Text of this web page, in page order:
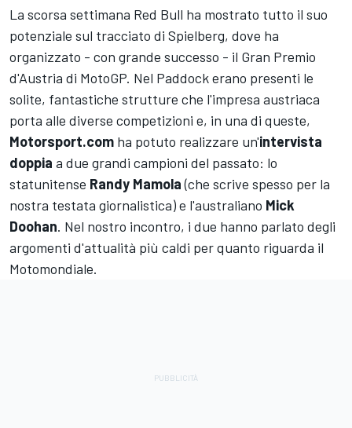
La scorsa settimana Red Bull ha mostrato tutto il suo
potenziale sul tracciato di Spielberg, dove ha
organizzato - con grande successo - il Gran Premio
d'Austria di MotoGP. Nel Paddock erano presenti le
solite, fantastiche strutture che l'impresa austriaca
porta alle diverse competizioni e, in una di queste,
Motorsport.com ha potuto realizzare un'intervista
doppia a due grandi campioni del passato: lo
statunitense Randy Mamola(che scrive spesso per la
nostra testata giornalistica) e l'australiano Mick
Doohan. Nel nostro incontro, i due hanno parlato degli
argomenti d'attualità più caldi per quanto riguarda il
Motomondiale.